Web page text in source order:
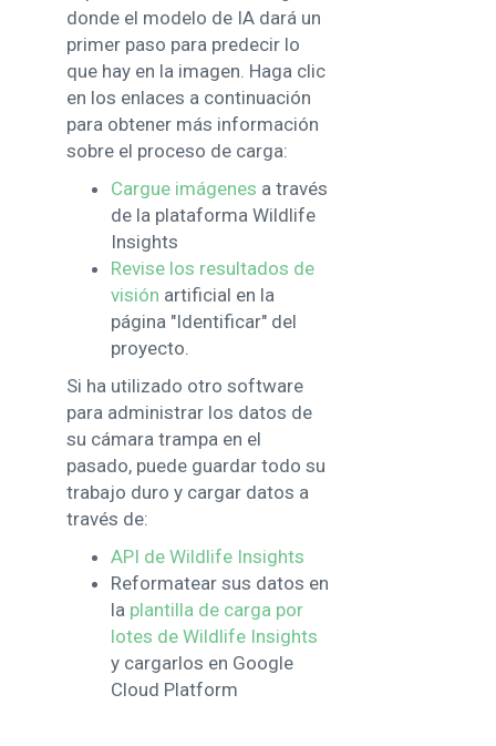
donde el modelo de IA dará un
primer paso para predecir lo
que hay en la imagen. Haga clic
en los enlaces a continuación
para obtener más información
sobre el proceso de carga:
Cargue imágenes a través
de la plataforma Wildlife
Insights
Revise los resultados de
visión artificial en la
página "Identificar" del
proyecto.
Si ha utilizado otro software
para administrar los datos de
su cámara trampa en el
pasado, puede guardar todo su
trabajo duro y cargar datos a
través de:
API de Wildlife Insights
Reformatear sus datos en
la plantilla de carga por
lotes de Wildlife Insights
y cargarlos en Google
Cloud Platform